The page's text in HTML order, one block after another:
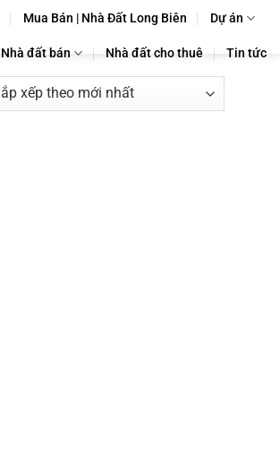
Mua Bán | Nhà Đất Long Biên Dự án
Nhà đất bán Nhà đất cho thuê Tin tức